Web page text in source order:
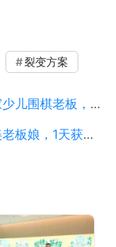
裂变方案
，引流获客2616人！
467人，再次叫停！